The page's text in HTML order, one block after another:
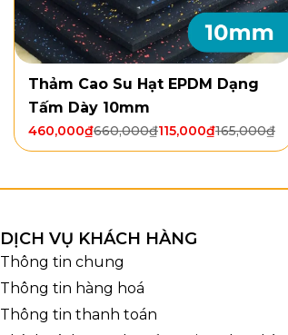
Thảm Cao Su Hạt EPDM Dạng
Tấm Dày 10mm
165,000₫
115,000₫
660,000₫
460,000₫
DỊCH VỤ KHÁCH HÀNG
Thông tin chung
Thông tin hàng hoá
Thông tin thanh toán